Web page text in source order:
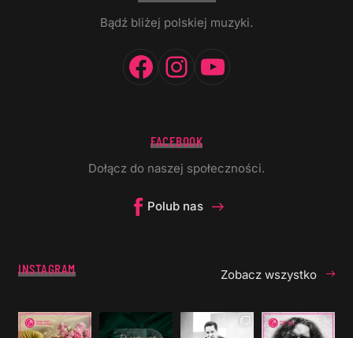
Bądź bliżej polskiej muzyki.
Facebook
Instagram
FACEBOOK
Dołącz do naszej społeczności.
Polub nas
INSTAGRAM Zobacz wszystko